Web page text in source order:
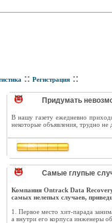
:: Регистрация ::
Придумать
В нашу газету ежедневно
некоторые объявления, трудно не
Самые глупые
Компания Ontrack Data
самых нелепых случаев,
1. Первое место хит-парада
а внутри его корпуса инженеры